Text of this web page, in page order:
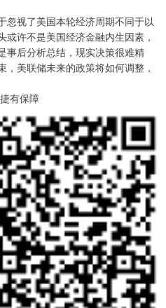
视了美国本轮经济周期不同于以
许不是美国经济金融内生因素，
事后分析总结，现实决策很难精
美联储未来的政策将如何调整，
有保障